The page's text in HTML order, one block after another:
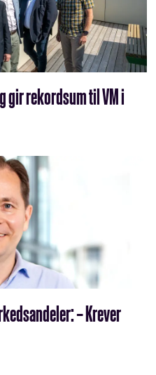
rekordsum til VM i
– Krever